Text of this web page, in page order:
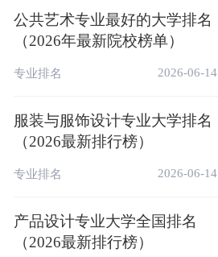
公共艺术专业最好的大学排名
（2026年最新院校榜单）
专业排名 2026-06-14
服装与服饰设计专业大学排名
（2026最新排行榜）
专业排名 2026-06-14
产品设计专业大学全国排名
（2026最新排行榜）